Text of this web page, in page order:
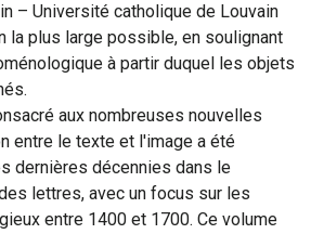
– Université catholique de Louvain
la plus large possible, en soulignant
à partir duquel les objets
aux nombreuses nouvelles
entre le texte et l'image a été
dernières décennies dans le
lettres, avec un focus sur les
entre 1400 et 1700. Ce volume